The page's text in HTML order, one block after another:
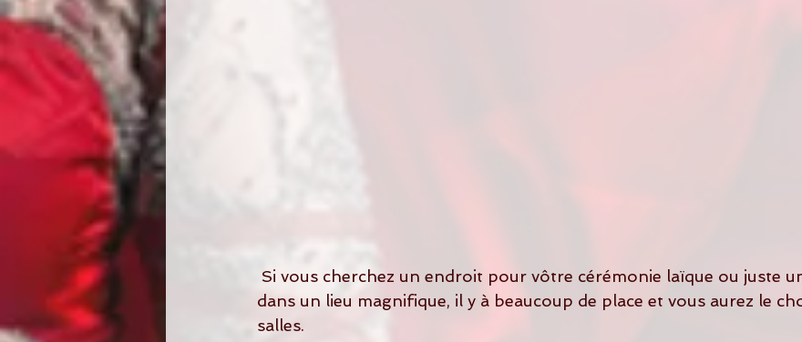
dans un lieu magnifique, il y à beaucoup de place et vous aurez le
salles.